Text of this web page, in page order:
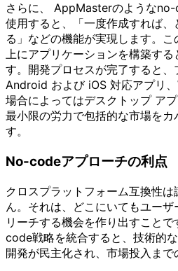
さらに、 AppMasterのような
使用すると、「一度作成すれば、
る」などの機能が実現します。
上にアプリケーションを構築する
す。開発プロセスが完了すると、
Android および iOS 対応アプリ、
場合によってはデスクトップ ア
最小限の労力で包括的な市場をカ
す。
No-codeアプローチの利点
クロスプラットフォーム互換性
ん。それは、どこにいてもユー
リーチする機会を作り出すこと
code戦略を統合すると、技術的
開発が民主化され、市場投入まで